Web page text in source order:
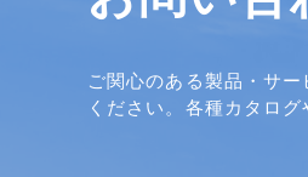
ご関心のある製品・サ
ください。各種カタロ